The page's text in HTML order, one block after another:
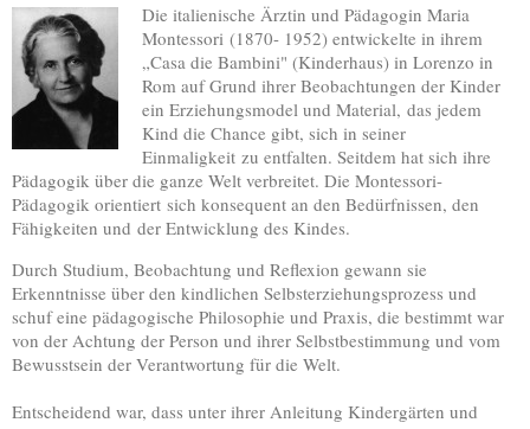
Die italienische Ärztin und Pädagogin Maria
Montessori (1870- 1952) entwickelte in ihrem
„Casa die Bambini" (Kinderhaus) in Lorenzo in
Rom auf Grund ihrer Beobachtungen der Kinder
ein Erziehungsmodel und Material, das jedem
Kind die Chance gibt, sich in seiner
Einmaligkeit zu entfalten. Seitdem hat sich ihre
Pädagogik über die ganze Welt verbreitet. Die Montessori-
Pädagogik orientiert sich konsequent an den Bedürfnissen, den
Fähigkeiten und der Entwicklung des Kindes.
Durch Studium, Beobachtung und Reflexion gewann sie
Erkenntnisse über den kindlichen Selbsterziehungsprozess und
schuf eine pädagogische Philosophie und Praxis, die bestimmt war
von der Achtung der Person und ihrer Selbstbestimmung und vom
Bewusstsein der Verantwortung für die Welt.
Entscheidend war, dass unter ihrer Anleitung Kindergärten und